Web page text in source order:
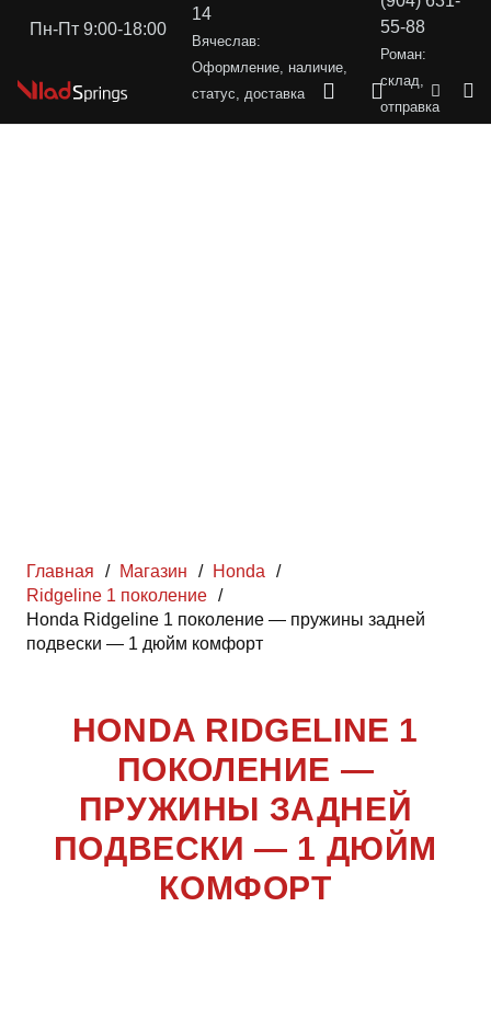
Пн-Пт 9:00-18:00
14
Вячеслав:
Оформление, наличие,
статус, доставка
55-88
Роман:
склад,
отправка
Главная / Магазин / Honda
/
Ridgeline 1 поколение /
Honda Ridgeline 1 поколение — пружины задней
подвески — 1 дюйм комфорт
HONDA RIDGELINE 1
ПОКОЛЕНИЕ —
ПРУЖИНЫ ЗАДНЕЙ
ПОДВЕСКИ — 1 ДЮЙМ
КОМФОРТ